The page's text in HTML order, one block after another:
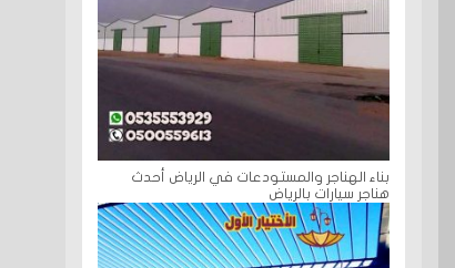
بناء الهناجر والمستودعات في الرياض أحدث
هناجر سيارات بالرياض